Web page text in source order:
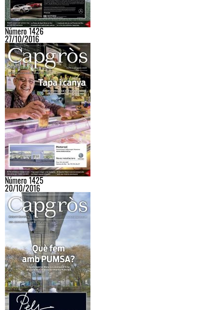
Número 1426
27/10/2016
Número 1425
20/10/2016